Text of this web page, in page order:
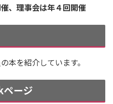
、理事会は年４回開催
本を紹介しています。
ージ